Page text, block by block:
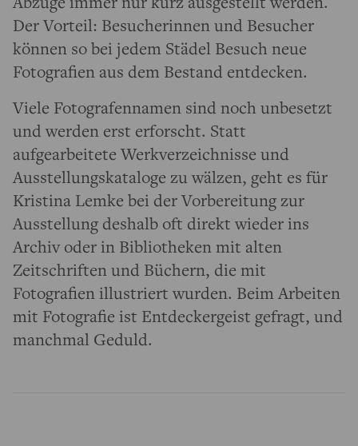
Der Vorteil: Besucherinnen und Besucher
können so bei jedem Städel Besuch neue
Fotografien aus dem Bestand entdecken.
Viele Fotografennamen sind noch unbesetzt
und werden erst erforscht. Statt
aufgearbeitete Werkverzeichnisse und
Ausstellungskataloge zu wälzen, geht es für
Kristina Lemke bei der Vorbereitung zur
Ausstellung deshalb oft direkt wieder ins
Archiv oder in Bibliotheken mit alten
Zeitschriften und Büchern, die mit
Fotografien illustriert wurden. Beim Arbeiten
mit Fotografie ist Entdeckergeist gefragt, und
manchmal Geduld.